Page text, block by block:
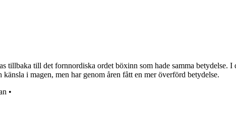
till det fornnordiska ordet böxinn som hade samma betydelse. I
i magen, men har genom åren fått en mer överförd betydelse.
•